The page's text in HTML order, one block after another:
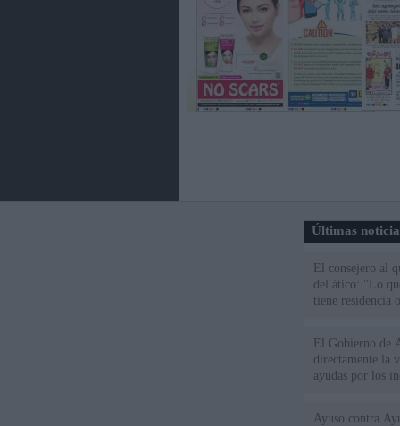
Últimas
El consejero al
del ático: "Lo
tiene residencia
El Gobierno de
directamente la
ayudas por los
Ayuso contra